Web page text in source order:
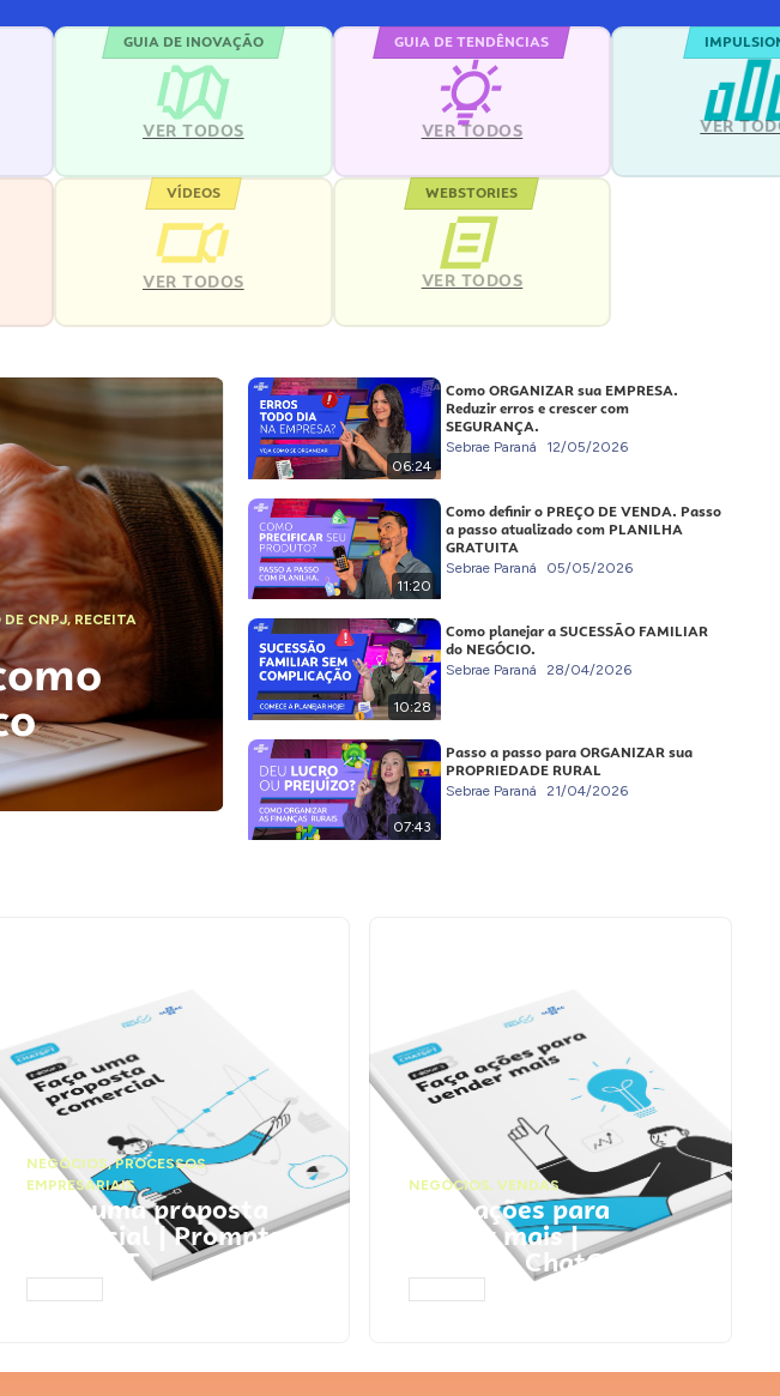
GUIA DE INOVAÇÃO
VER TODOS
GUIA DE TENDÊNCIAS
VER TODOS VER
VÍDEOS
VER TODOS
WEBSTORIES
VER TODOS
CNPJ,RECEITA
06:24
Como ORGANIZAR sua EMPRESA.
Reduzir erros e crescer com
SEGURANÇA.
Sebrae Paraná 12/05/2026
11:20
Como definir o PREÇO DE VENDA. Passo
a passo atualizado com PLANILHA
GRATUITA
Sebrae Paraná 05/05/2026
10:28
Como planejar a SUCESSÃO FAMILIAR
do NEGÓCIO.
Sebrae Paraná 28/04/2026
07:43
Passo a passo para ORGANIZAR sua
PROPRIEDADE RURAL
Sebrae Paraná 21/04/2026
NEGÓCIOS,PROCESSOS
EMPRESARIAIS
Faça uma proposta
comercial | Prompts
ChatGPT
NEGÓCIOS, VENDAS
Faça ações para
vender mais |
Prompts ChatGPT